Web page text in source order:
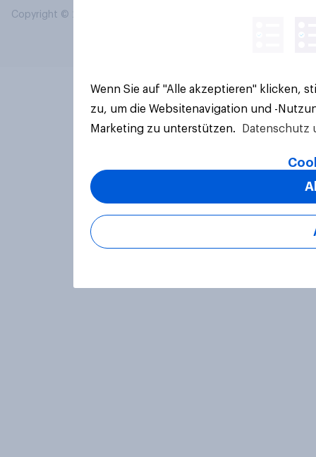
Copyright © 2026 YouGov PLC. Alle Rechte vorbehalten.
Wenn Sie auf "Alle akzeptieren" klicken,
zu, um die Websitenavigation und -
Marketing zu unterstützen.
Datenschutz